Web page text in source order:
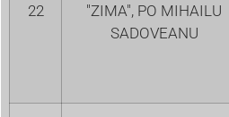
22
"ZIMA", PO MIHAILU
SADOVEANU